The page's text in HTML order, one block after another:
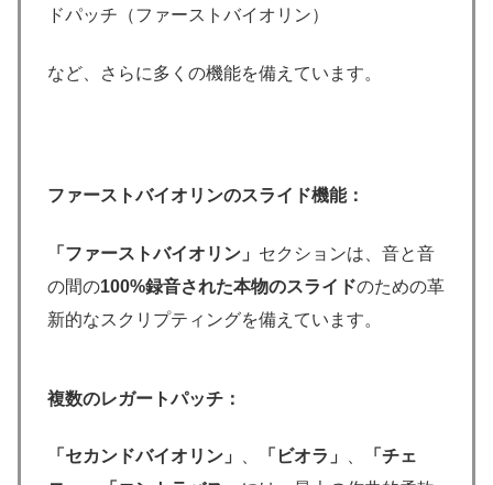
ドパッチ（ファーストバイオリン）
など、さらに多くの機能を備えています。
ファーストバイオリンのスライド機能：
「ファーストバイオリン」 セクションは、音と音
の間の100%録音された本物のスライドのための革
新的なスクリプティングを備えています。
複数のレガートパッチ：
「セカンドバイオリン」 「ビオラ」
「チェ